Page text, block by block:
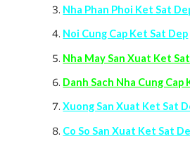
Nha Phan Phoi Ket Sat
Noi Cung Cap Ket Sat Dep
Nha May San Xuat Ket
Danh Sach Nha Cung Cap
Xuong San Xuat Ket Sat
Co So San Xuat Ket Sat